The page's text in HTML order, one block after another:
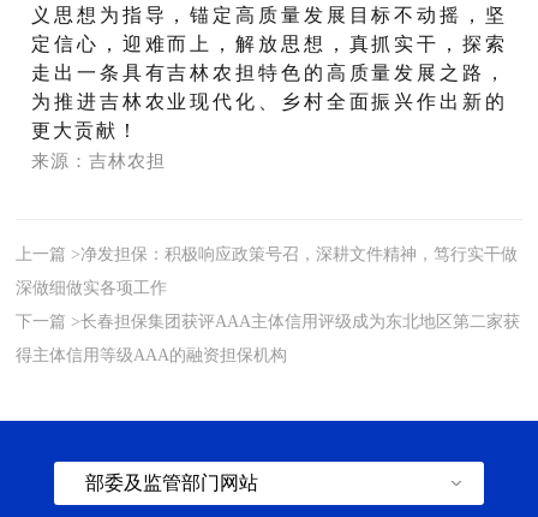
义思想为指导，锚定高质量发展目标不动摇，坚
定信心，迎难而上，解放思想，真抓实干，探索
走出一条具有吉林农担特色的高质量发展之路，
为推进吉林农业现代化、乡村全面振兴作出新的
更大贡献！
来源：吉林农担
上一篇 >净发担保：积极响应政策号召，深耕文件精神，笃行实干做
深做细做实各项工作
下一篇 >长春担保集团获评AAA主体信用评级成为东北地区第二家获
得主体信用等级AAA的融资担保机构
部委及监管部门网站